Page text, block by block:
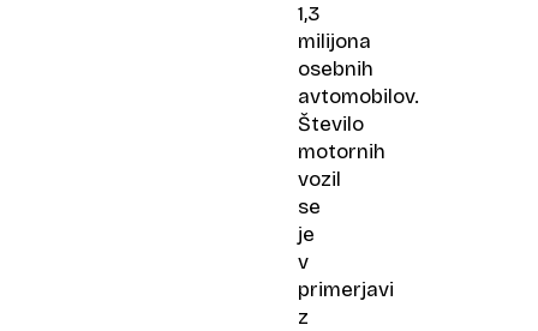
1,3
milijona
osebnih
avtomobilov.
Število
motornih
vozil
se
je
v
primerjavi
z